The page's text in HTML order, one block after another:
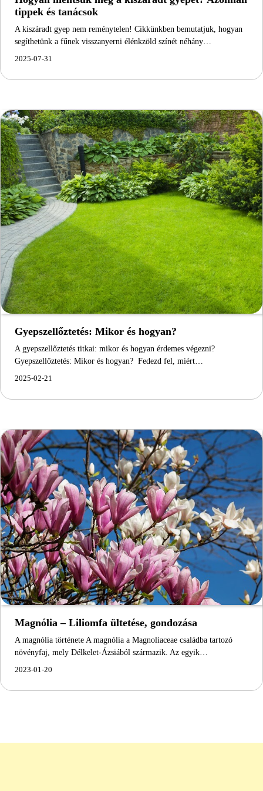
tippek és tanácsok
A kiszáradt gyep nem reménytelen! Cikkünkben bemutatjuk, hogyan
segíthetünk a fűnek visszanyerni élénkzöld színét néhány…
2025-07-31
Gyepszellőztetés: Mikor és hogyan?
A gyepszellőztetés titkai: mikor és hogyan érdemes végezni?
Gyepszellőztetés: Mikor és hogyan? Fedezd fel, miért…
2025-02-21
Magnólia – Liliomfa ültetése, gondozása
A magnólia története A magnólia a Magnoliaceae családba tartozó
növényfaj, mely Délkelet-Ázsiából származik. Az egyik…
2023-01-20